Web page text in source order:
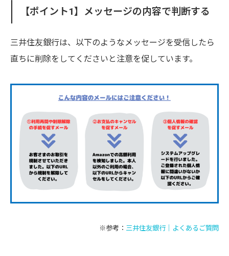
【ポイント1】メッセージの内容で判断する
三井住友銀行は、以下のようなメッセージを受信したら
直ちに削除をしてくださいと注意を促しています。
※参考： 三井住友銀行｜よくあるご質問